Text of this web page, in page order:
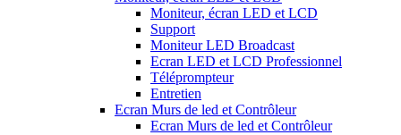
Moniteur, écran LED et LCD
Support
Moniteur LED Broadcast
Ecran LED et LCD Professionnel
Téléprompteur
Entretien
Ecran Murs de led et Contrôleur
Ecran Murs de led et Contrôleur